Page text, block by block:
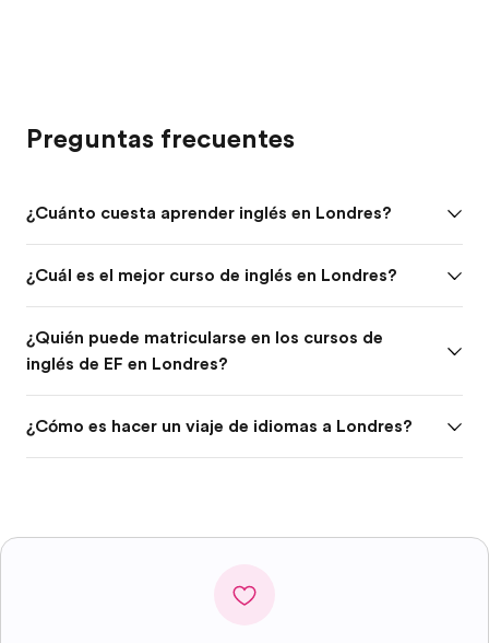
Preguntas frecuentes
¿Cuánto cuesta aprender inglés en Londres?
¿Cuál es el mejor curso de inglés en Londres?
¿Quién puede matricularse en los cursos de
inglés de EF en Londres?
¿Cómo es hacer un viaje de idiomas a Londres?